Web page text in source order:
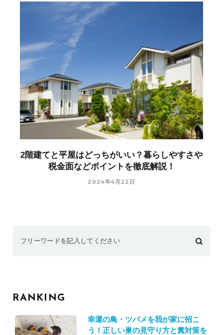
for:
RANKING
幸運の鳥・ツバメを我が家に招こ
う！正しい巣の見守り方と糞対策を
2階建てと平屋はどっちがいい？暮らしやすさや
税金面などポイントを徹底解説！
2024年4月22日